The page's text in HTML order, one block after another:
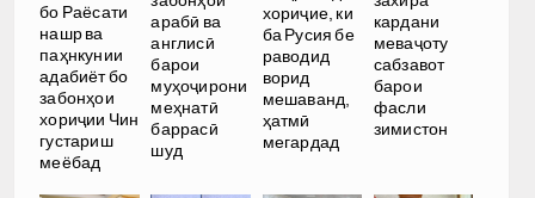
бо Раёсати
нашр ва
паҳнкунии
адабиёт бо
забонҳои
хориҷии Чин
густариш
меёбад
арабӣ ва
англисӣ
барои
муҳоҷирони
меҳнатӣ
баррасӣ
шуд
хориҷие, ки
ба Русия бе
раводид
ворид
мешаванд,
ҳатмӣ
мегардад
кардани
меваҷоту
сабзавот
барои
фасли
зимистон